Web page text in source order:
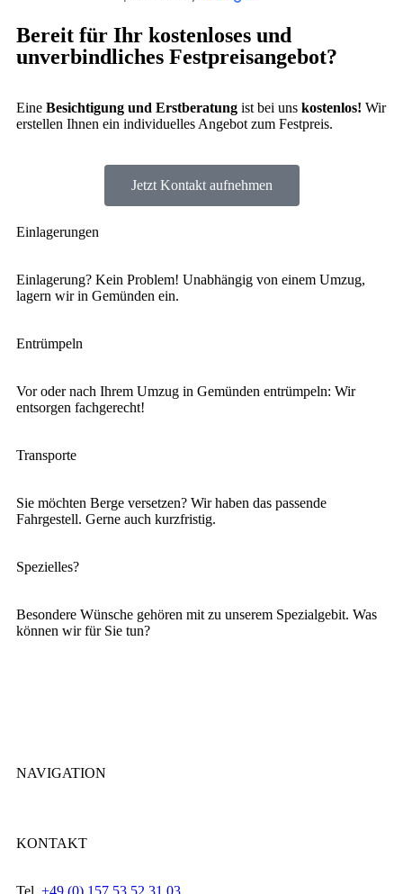
Bereit für Ihr kostenloses und
unverbindliches Festpreisangebot?
Eine Besichtigung und Erstberatung ist bei uns kostenlos! Wir
erstellen Ihnen ein individuelles Angebot zum Festpreis.
Jetzt Kontakt aufnehmen
Einlagerungen
Einlagerung? Kein Problem! Unabhängig von einem Umzug,
lagern wir in Gemünden ein.
Entrümpeln
Vor oder nach Ihrem Umzug in Gemünden entrümpeln: Wir
entsorgen fachgerecht!
Transporte
Sie möchten Berge versetzen? Wir haben das passende
Fahrgestell. Gerne auch kurzfristig.
Spezielles?
Besondere Wünsche gehören mit zu unserem Spezialgebit. Was
können wir für Sie tun?
NAVIGATION
KONTAKT
Tel. +49 (0) 157 53 52 31 03